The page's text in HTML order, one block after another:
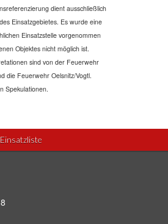
dient ausschließlich
Einsatzgebietes. Es wurde eine
Einsatzstelle vorgenommen
Objektes nicht möglich ist.
sind von der Feuerwehr
die Feuerwehr Oelsnitz/Vogtl.
Spekulationen.
Einsatzliste